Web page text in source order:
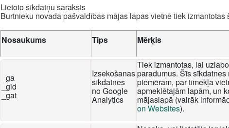
Lietoto sīkdatņu saraksts
Burtnieku novada pašvaldības mājas lapas vietnē tiek
Nosaukums Tips Mērķis
_ga
_gid
_gat
Izsekošanas
sīkdatnes
no Google
Analytics
Tiek izmantotas, lai
paradumus. Šīs
piemēram, par tīmekļa
apmeklētajām lapām, un
mājaslapā (vairāk
on Websites).